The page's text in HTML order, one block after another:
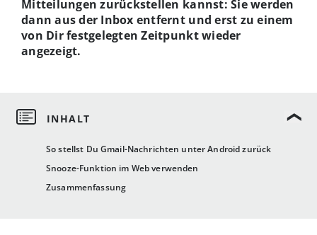
So stellst Du Gmail-Nachrichten unter Android zurück
Snooze-Funktion im Web verwenden
Zusammenfassung
Mitteilungen zurückstellen kannst: Sie werden
dann aus der Inbox entfernt und erst zu einem
von Dir festgelegten Zeitpunkt wieder
angezeigt.